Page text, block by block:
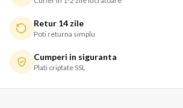
Retur 14 zile
Poti returna simplu
Cumperi in siguranta
Plati criptate SSL